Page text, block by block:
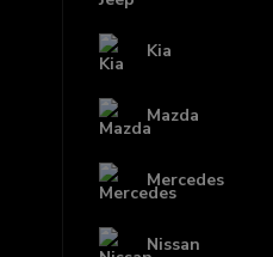
Kia
Mazda
Mercedes
Nissan